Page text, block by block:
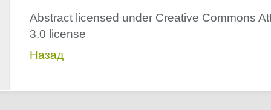
Abstract licensed under Creative Commons
3.0 license
Назад